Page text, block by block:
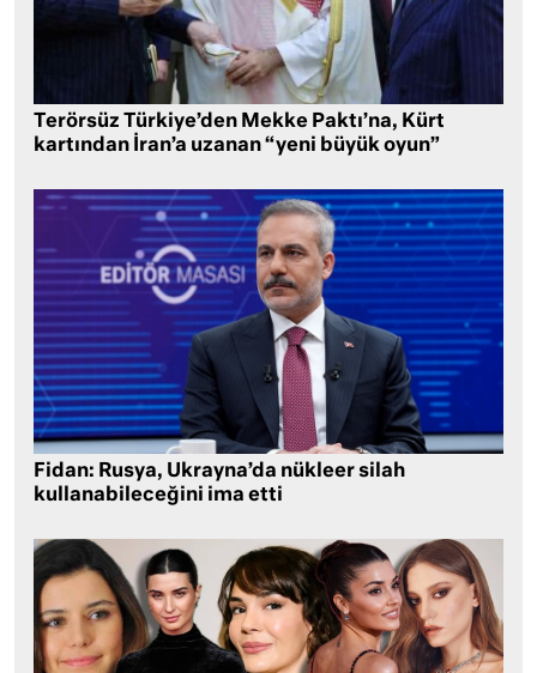
Terörsüz Türkiye’den Mekke Paktı’na, Kürt
kartından İran’a uzanan “yeni büyük oyun”
Fidan: Rusya, Ukrayna’da nükleer silah
kullanabileceğini ima etti